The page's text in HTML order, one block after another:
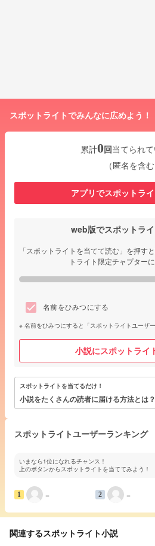
スポットライトでみんなに広めよう！
累計0回当てられて
（匿名を含む
アプリでスポットラ
web版でスポットラ
「スポットライトを当てて読む」を押す
トライト限定チャプターに
名前をひみつにする
名前をひみつにすると「スポットライトユーザ
小説にスポットライ
スポットライトを当てるだけ！
小説をたくさんの読者に届ける方法とは？
スポットライトユーザーランキング
いまなら1位になれるチャンス！
上のボタンからスポットライトを当ててみよう！
1 − 2 −
関連するスポットライト小説